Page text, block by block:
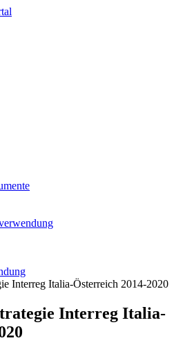
Interreg Italia-Österreich 2014-2020
Interreg Italia-